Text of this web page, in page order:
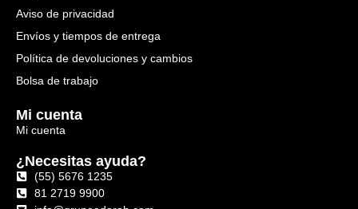
Aviso de privacidad
Envíos y tiempos de entrega
Política de devoluciones y cambios
Bolsa de trabajo
Mi cuenta
Mi cuenta
¿Necesitas ayuda?
(55) 5676 1235
81 2719 9900